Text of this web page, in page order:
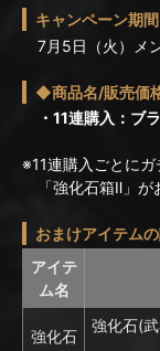
キャンペーン期間
7月5日（火）メ
◆商品名/販売価
・11連購入：ブ
※11連購入ごとに
「強化石箱Ⅱ」が
おまけアイテム
アイテ
ム名
強化石
強化石(